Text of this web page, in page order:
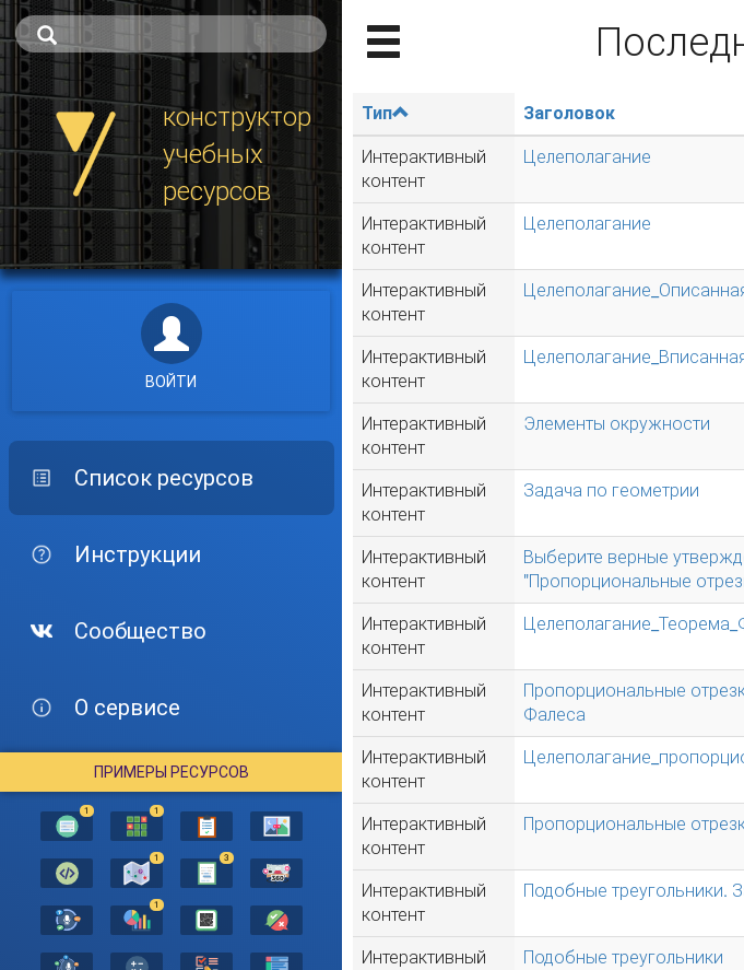
конструктор
учебных
ресурсов
ВОЙТИ
Список ресурсов
Инструкции
Сообщество
О сервисе
ПРИМЕРЫ РЕСУРСОВ
1 1
1 3
1
Тип Заголовок
Интерактивный
контент
Целеполагание
Интерактивный
контент
Целеполагание
Интерактивный
контент
Интерактивный
контент
Интерактивный
контент
Элементы окружности
Интерактивный
контент
Задача по геометрии
Интерактивный
контент
Выберите верные
"Пропорциональные
Интерактивный
контент
Интерактивный
контент
Пропорциональные
Фалеса
Интерактивный
контент
Интерактивный
контент
Пропорциональные
Интерактивный
контент
Подобные треугольники.
Интерактивный
Подобные треугольники